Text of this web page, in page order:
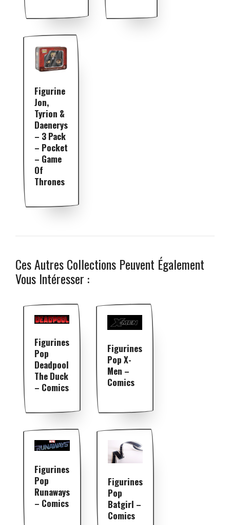
Figurine
Jon,
Tyrion &
Daenerys
– 3 Pack
– Pocket
– Game
Of
Thrones
Ces Autres Collections Peuvent Également
Vous Intéresser :
Figurines
Pop
Deadpool
The Duck
– Comics
Figurines
Pop X-
Men –
Comics
Figurines
Pop
Runaways
– Comics
Figurines
Pop
Batgirl –
Comics